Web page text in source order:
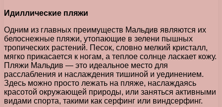
Идиллические пляжи
Одним из главных преимуществ Мальдив являются их
белоснежные пляжи, утопающие в зелени пышных
тропических растений. Песок, словно мелкий кристалл,
мягко прикасается к ногам, а теплое солнце ласкает кожу.
Пляжи Мальдив — это идеальное место для
расслабления и наслаждения тишиной и уединением.
Здесь можно просто лежать на пляже, наслаждаясь
красотой окружающей природы, или заняться активными
видами спорта, такими как серфинг или виндсерфинг.